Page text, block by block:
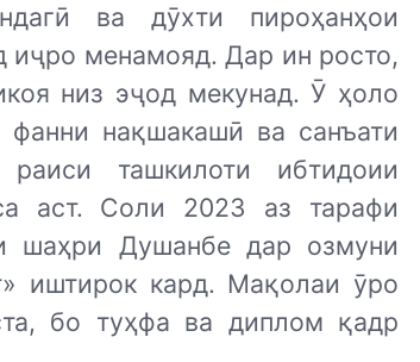
ва дӯхти пироҳанҳои
иҷро менамояд. Дар ин росто,
низ эҷод мекунад. Ӯ ҳоло
нақшакашӣ ва санъати
ташкилоти ибтидоии
аст. Соли 2023 аз тарафи
шаҳри Душанбе дар озмуни
иштирок кард. Мақолаи ӯро
бо туҳфа ва диплом қадр